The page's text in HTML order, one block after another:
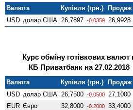
Валюта Купівля (грн.)
Продаж
USD долар США 26,7897 -0.0359 26,9928
Курс обміну готівкових валют
КБ Приватбанк на 27.02.2018
Валюта Купівля (грн.)
Продаж
USD долар США 26,7500 -0.0500 27,1000
EUR Євро 32,8000 -0.2000 33,4000